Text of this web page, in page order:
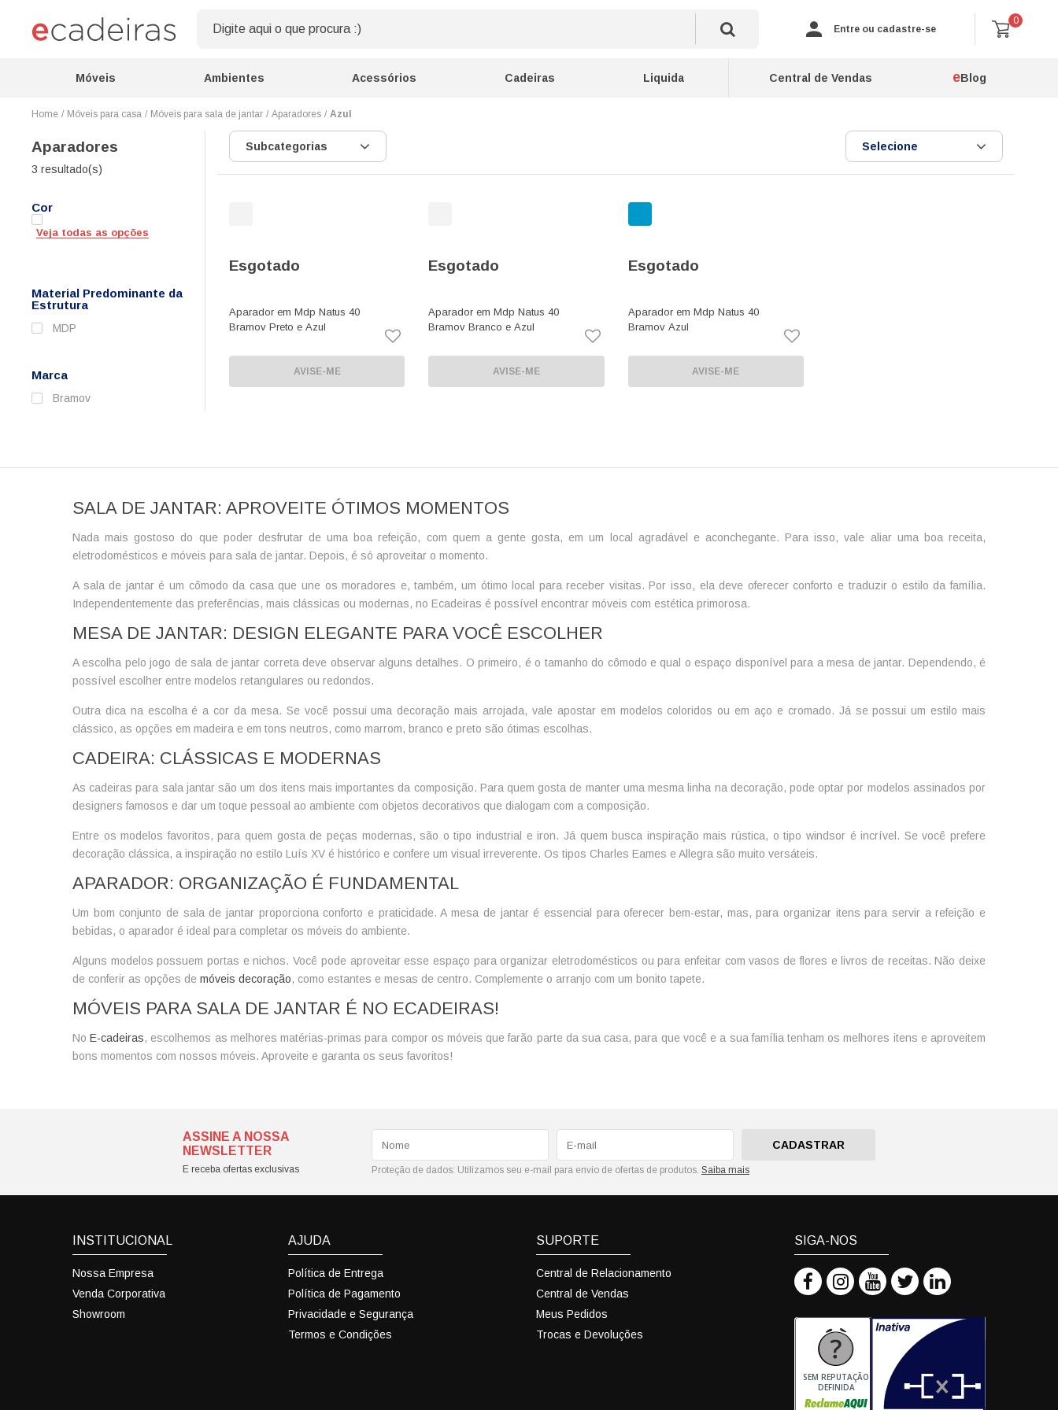
0
Entre ou cadastre-se
Móveis Ambientes Acessórios Cadeiras Liquida Central de Vendas eBlog
Móveis para casa Móveis para sala de jantar Aparadores Azul
Aparadores
3 resultado(s)
Cor
Veja todas as opções
Material Predominante da
Estrutura
MDP
Marca
Bramov
Subcategorias Selecione
Esgotado
Aparador em Mdp Natus 40
Bramov Preto e Azul
AVISE-ME
Esgotado
Aparador em Mdp Natus 40
Bramov Branco e Azul
AVISE-ME
Esgotado
Aparador em Mdp Natus 40
Bramov Azul
AVISE-ME
SALA DE JANTAR: APROVEITE ÓTIMOS MOMENTOS
Nada mais gostoso do que poder desfrutar de uma boa refeição, com quem a gente gosta, em um local agradável e aconchegante. Para isso, vale aliar uma boa receita,
eletrodomésticos e móveis para sala de jantar. Depois, é só aproveitar o momento.
A sala de jantaré um cômodo da casa que une os moradores e, também, um ótimo local para receber visitas. Por isso, ela deve oferecer conforto e traduzir o estilo da família.
Independentemente das preferências, mais clássicas ou modernas, no Ecadeiras é possível encontrar móveis com estética primorosa.
MESA DE JANTAR: DESIGN ELEGANTE PARA VOCÊ ESCOLHER
A escolha pelojogo de sala de jantar correta deve observar alguns detalhes. O primeiro, é o tamanho do cômodo e qual o espaço disponível para a mesa de jantar. Dependendo, é
possível escolher entre modelos retangulares ou redondos.
Outra dica na escolha é a cor da mesa. Se você possui uma decoração mais arrojada, vale apostar em modelos coloridos ou em aço e cromado. Já se possui um estilo mais
clássico, as opções em madeira e em tons neutros, como marrom, branco e preto são ótimas escolhas.
CADEIRA: CLÁSSICAS E MODERNAS
As cadeiras para sala jantarsão um dos itens mais importantes da composição. Para quem gosta de manter uma mesma linha na decoração, pode optar por modelos assinados por
designers famosos e dar um toque pessoal ao ambiente com objetos decorativos que dialogam com a composição.
Entre os modelos favoritos, para quem gosta de peças modernas, são o tipo industrial e iron. Já quem busca inspiração mais rústica, o tipo windsor é incrível. Se você prefere
decoração clássica, a inspiração no estilo Luís XV é histórico e confere um visual irreverente. Os tipos Charles Eames e Allegra são muito versáteis.
APARADOR: ORGANIZAÇÃO É FUNDAMENTAL
Um bom conjunto de sala de jantar proporciona conforto e praticidade. A mesa de jantar é essencial para oferecer bem-estar, mas, para organizar itens para servir a refeição e
bebidas, o aparador é ideal para completar os móveis do ambiente.
Alguns modelos possuem portas e nichos. Você pode aproveitar esse espaço para organizar eletrodomésticos ou para enfeitar com vasos de flores e livros de receitas. Não deixe
de conferir as opções de móveis decoração, como estantes e mesas de centro. Complemente o arranjo com um bonito tapete.
MÓVEIS PARA SALA DE JANTAR É NO ECADEIRAS!
NoE-cadeiras, escolhemos as melhores matérias-primas para compor os móveis que farão parte da sua casa, para que você e a sua família tenham os melhores itens e aproveitem
bons momentos com nossos móveis. Aproveite e garanta os seus favoritos!
ASSINE A NOSSA
NEWSLETTER
E receba ofertas exclusivas
CADASTRAR
Proteção de dados: Utilizamos seu e-mail para envio de ofertas de produtos. Saiba mais
INSTITUCIONAL
Nossa Empresa
Venda Corporativa
Showroom
AJUDA
Política de Entrega
Política de Pagamento
Privacidade e Segurança
Termos e Condições
SUPORTE
Central de Relacionamento
Central de Vendas
Meus Pedidos
Trocas e Devoluções
SIGA-NOS
SEM REPUTAÇÃO
DEFINIDA